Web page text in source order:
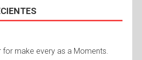
for make every as a Moments.